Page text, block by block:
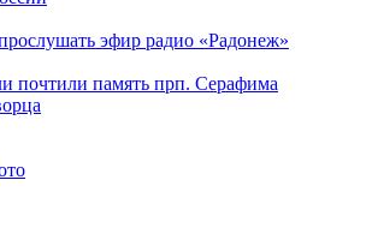
эфир радио «Радонеж»
почтили память прп. Серафима